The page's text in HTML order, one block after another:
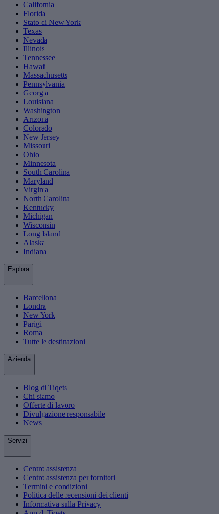
California
Florida
Stato di New York
Texas
Nevada
Illinois
Tennessee
Hawaii
Massachusetts
Pennsylvania
Georgia
Louisiana
Washington
Arizona
Colorado
New Jersey
Missouri
Ohio
Minnesota
South Carolina
Maryland
Virginia
North Carolina
Kentucky
Michigan
Wisconsin
Long Island
Alaska
Indiana
Esplora
Barcellona
Londra
New York
Parigi
Roma
Tutte le destinazioni
Azienda
Blog di Tiqets
Chi siamo
Offerte di lavoro
Divulgazione responsabile
News
Servizi
Centro assistenza
Centro assistenza per fornitori
Termini e condizioni
Politica delle recensioni dei clienti
Informativa sulla Privacy